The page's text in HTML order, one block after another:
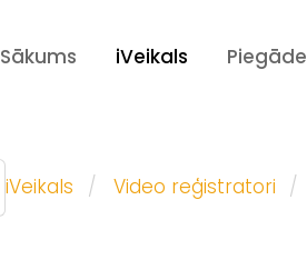
Sākums iVeikals Piegāde
iVeikals Video reģistratori